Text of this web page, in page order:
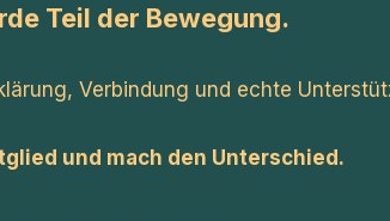
Teil der Bewegung.
Verbindung und echte
und mach den Unterschied.